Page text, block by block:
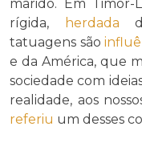
marido. Em
rígida,
herdada
tatuagens são
e da América, que
sociedade com
realidade, aos
referiu um desses